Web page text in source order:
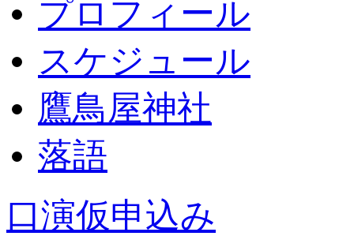
プロフィール
スケジュール
鷹鳥屋神社
落語
口演仮申込み